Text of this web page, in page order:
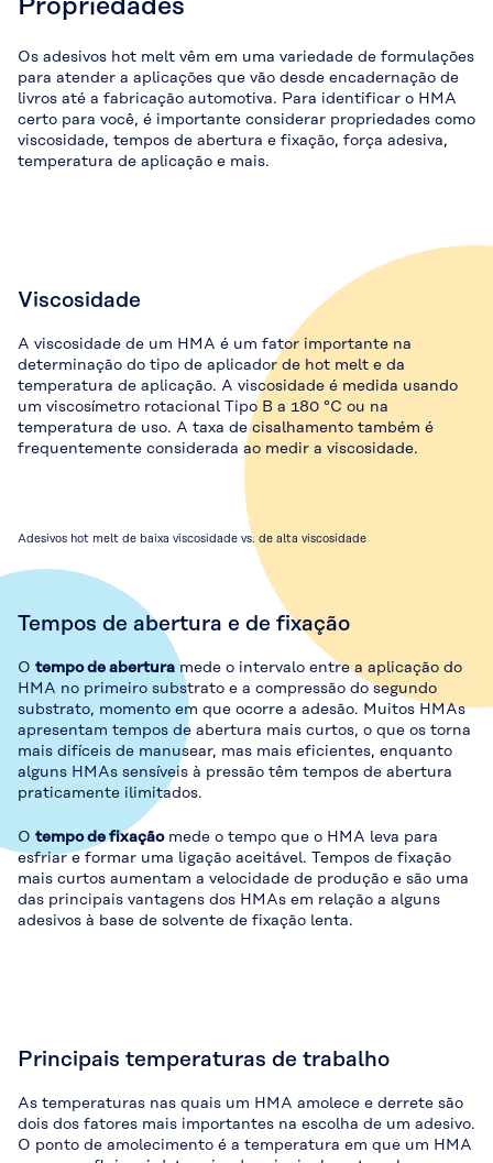
Propriedades
Os adesivos hot melt vêm em uma variedade de formulações
para atender a aplicações que vão desde encadernação de
livros até a fabricação automotiva. Para identificar o HMA
certo para você, é importante considerar propriedades como
viscosidade, tempos de abertura e fixação, força adesiva,
temperatura de aplicação e mais.
Viscosidade
A viscosidade de um HMA é um fator importante na
determinação do tipo de aplicador de hot melt e da
temperatura de aplicação. A viscosidade é medida usando
um viscosímetro rotacional Tipo B a 180 °C ou na
temperatura de uso. A taxa de cisalhamento também é
frequentemente considerada ao medir a viscosidade.
Adesivos hot melt de baixa viscosidade vs. de alta viscosidade
Tempos de abertura e de fixação
O tempo de abertura mede o intervalo entre a aplicação do
HMA no primeiro substrato e a compressão do segundo
substrato, momento em que ocorre a adesão. Muitos HMAs
apresentam tempos de abertura mais curtos, o que os torna
mais difíceis de manusear, mas mais eficientes, enquanto
alguns HMAs sensíveis à pressão têm tempos de abertura
praticamente ilimitados.
O tempo de fixaçãomede o tempo que o HMA leva para
esfriar e formar uma ligação aceitável. Tempos de fixação
mais curtos aumentam a velocidade de produção e são uma
das principais vantagens dos HMAs em relação a alguns
adesivos à base de solvente de fixação lenta.
Principais temperaturas de trabalho
As temperaturas nas quais um HMA amolece e derrete são
dois dos fatores mais importantes na escolha de um adesivo.
O ponto de amolecimento é a temperatura em que um HMA